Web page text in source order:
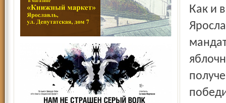
Как и в районах области, на выборах в муниципалитет